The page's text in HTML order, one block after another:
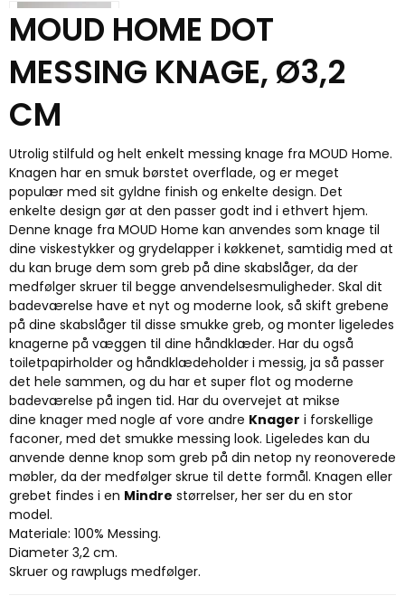
MOUD HOME DOT
MESSING KNAGE, Ø3,2
CM
Utrolig stilfuld og helt enkelt messing knage fra MOUD Home.
Knagen har en smuk børstet overflade, og er meget
populær med sit gyldne finish og enkelte design. Det
enkelte design gør at den passer godt ind i ethvert hjem.
Denne knage fra MOUD Home kan anvendes som knage til
dine viskestykker og grydelapper i køkkenet, samtidig med at
du kan bruge dem som greb på dine skabslåger, da der
medfølger skruer til begge anvendelsesmuligheder. Skal dit
badeværelse have et nyt og moderne look, så skift grebene
på dine skabslåger til disse smukke greb, og monter ligeledes
knagerne på væggen til dine håndklæder. Har du også
toiletpapirholder og håndklædeholder i messig, ja så passer
det hele sammen, og du har et super flot og moderne
badeværelse på ingen tid. Har du overvejet at mikse
dine knager med nogle af vore andre Knager i forskellige
faconer, med det smukke messing look. Ligeledes kan du
anvende denne knop som greb på din netop ny reonoverede
møbler, da der medfølger skrue til dette formål. Knagen eller
grebet findes i en Mindre størrelser, her ser du en stor
model.
Materiale: 100% Messing.
Diameter 3,2 cm.
Skruer og rawplugs medfølger.